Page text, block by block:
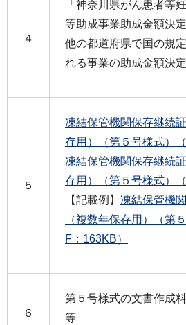
４
「神奈川県がん患者等
等助成事業助成金額決
他の都道府県で国の規
れる事業の助成金額決
５
凍結保管機関保存継続
存用）（第５号様式）
凍結保管機関保存継続
存用）（第５号様式）
【記載例】 凍結保管機
（複数年保存用）（第
F：163KB）
６
第５号様式の文書作成
等